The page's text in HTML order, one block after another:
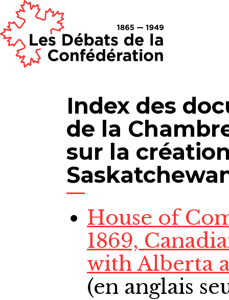
Index des
de la
sur la
House of
1869,
with Alberta
(en anglais